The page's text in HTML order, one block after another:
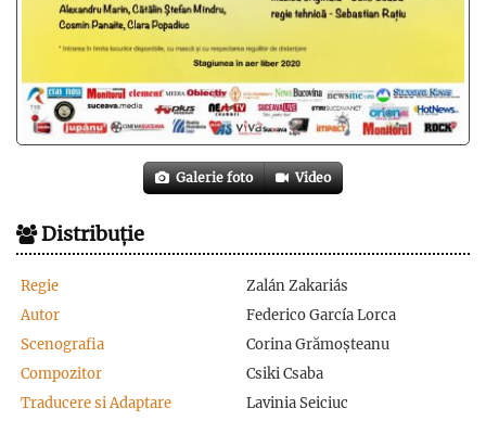
Galerie foto Video
Distribuție
Regie
Zalán Zakariás
Autor
Federico García Lorca
Scenografia
Corina Grămoșteanu
Compozitor
Csiki Csaba
Traducere si Adaptare
Lavinia Seiciuc